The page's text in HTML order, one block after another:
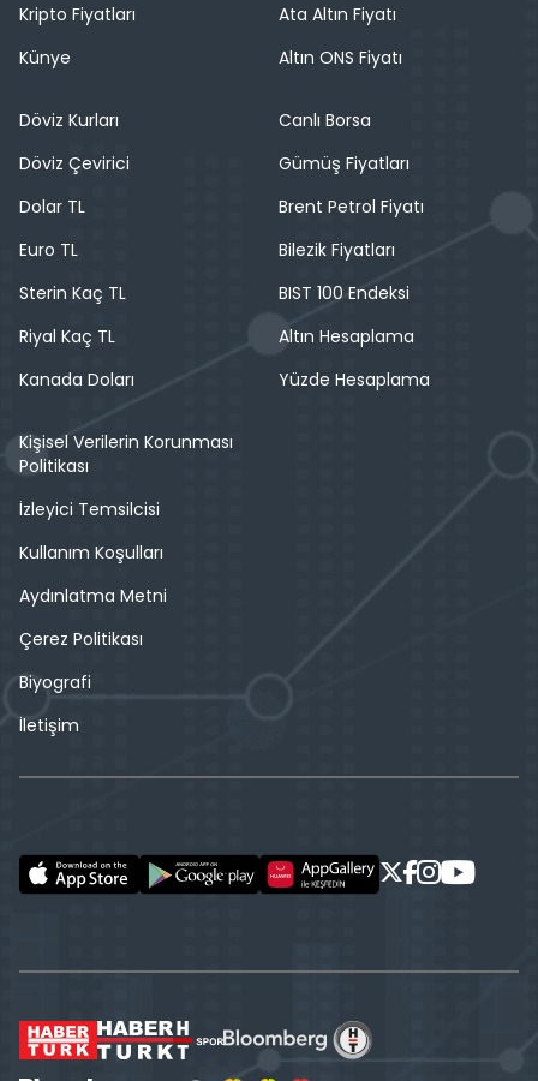
Kripto Fiyatları
Künye
Ata Altın Fiyatı
Altın ONS Fiyatı
Döviz Kurları
Döviz Çevirici
Dolar TL
Euro TL
Sterin Kaç TL
Riyal Kaç TL
Kanada Doları
Canlı Borsa
Gümüş Fiyatları
Brent Petrol Fiyatı
Bilezik Fiyatları
BIST 100 Endeksi
Altın Hesaplama
Yüzde Hesaplama
Kişisel Verilerin Korunması
Politikası
İzleyici Temsilcisi
Kullanım Koşulları
Aydınlatma Metni
Çerez Politikası
Biyografi
İletişim